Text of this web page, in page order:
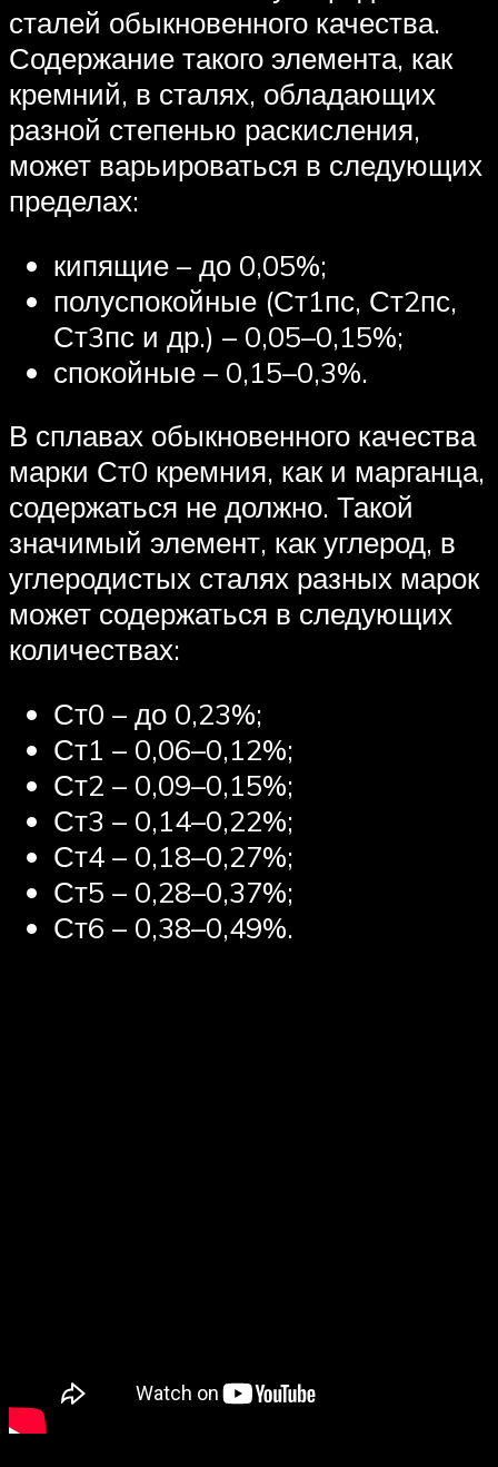
сталей обыкновенного качества.
Содержание такого элемента, как
кремний, в сталях, обладающих
разной степенью раскисления,
может варьироваться в следующих
пределах:
кипящие – до 0,05%;
полуспокойные (Ст1пс, Ст2пс,
Ст3пс и др.) – 0,05–0,15%;
спокойные – 0,15–0,3%.
В сплавах обыкновенного качества
марки Ст0 кремния, как и марганца,
содержаться не должно. Такой
значимый элемент, как углерод, в
углеродистых сталях разных марок
может содержаться в следующих
количествах:
Ст0 – до 0,23%;
Ст1 – 0,06–0,12%;
Ст2 – 0,09–0,15%;
Ст3 – 0,14–0,22%;
Ст4 – 0,18–0,27%;
Ст5 – 0,28–0,37%;
Ст6 – 0,38–0,49%.